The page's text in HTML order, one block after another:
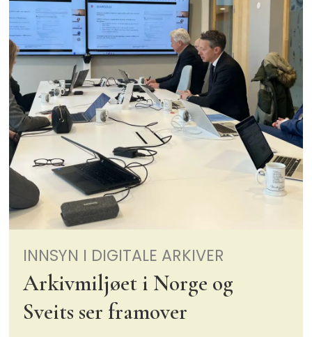
INNSYN I DIGITALE ARKIVER
Arkivmiljøet i Norge og
Sveits ser framover